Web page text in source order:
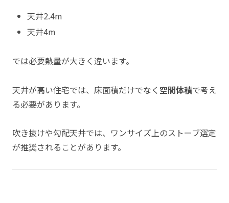
天井2.4m
天井4m
では必要熱量が大きく違います。
天井が高い住宅では、床面積だけでなく 空間体積で考え
る必要があります。
吹き抜けや勾配天井では、ワンサイズ上のストーブ選定
が推奨されることがあります。